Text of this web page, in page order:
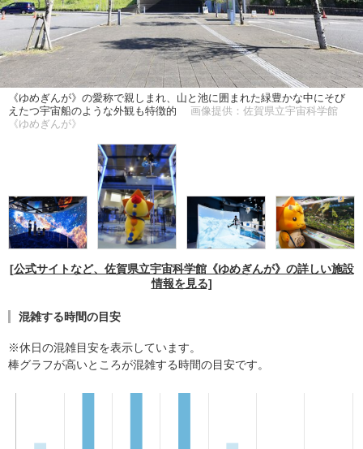
《ゆめぎんが》の愛称で親しまれ、山と池に囲まれた緑豊かな中にそび
えたつ宇宙船のような外観も特徴的
画像提供：佐賀県立宇宙科学館
《ゆめぎんが》
[公式サイトなど、佐賀県立宇宙科学館《ゆめぎんが》の詳しい施設
情報を見る]
混雑する時間の目安
※休日の混雑目安を表示しています。
棒グラフが高いところが混雑する時間の目安です。